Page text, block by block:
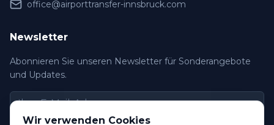
office@airporttransfer-innsbruck.com
Newsletter
Abonnieren Sie unseren Newsletter für Sonderangebote
und Updates.
Wir verwenden Cookies